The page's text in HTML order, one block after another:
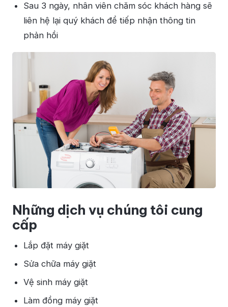
Sau 3 ngày, nhân viên chăm sóc khách hàng sẽ
liên hệ lại quý khách để tiếp nhận thông tin
phản hồi
Những dịch vụ chúng tôi cung
cấp
Lắp đặt máy giặt
Sửa chữa máy giặt
Vệ sinh máy giặt
Làm đồng máy giặt